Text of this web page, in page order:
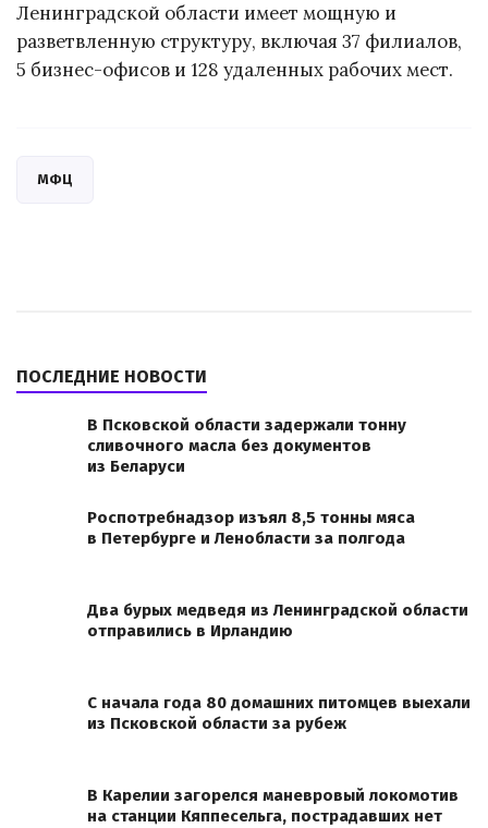
Ленинградской области имеет мощную и
разветвленную структуру, включая 37 филиалов,
5 бизнес-офисов и 128 удаленных рабочих мест.
МФЦ
ПОСЛЕДНИЕ НОВОСТИ
В Псковской области задержали тонну
сливочного масла без документов
из Беларуси
Роспотребнадзор изъял 8,5 тонны мяса
в Петербурге и Ленобласти за полгода
Два бурых медведя из Ленинградской области
отправились в Ирландию
С начала года 80 домашних питомцев выехали
из Псковской области за рубеж
В Карелии загорелся маневровый локомотив
на станции Кяппесельга, пострадавших нет